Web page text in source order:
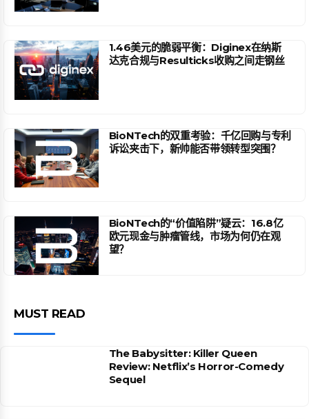
1.46美元的脆弱平衡：Diginex在纳斯
达克合规与Resulticks收购之间走钢丝
BioNTech的双重考验：千亿回购与专利
诉讼夹击下，新帅能否带领转型突围？
BioNTech的“价值陷阱”疑云：16.8亿
欧元现金与肿瘤管线，市场为何仍在观
望？
MUST READ
The Babysitter: Killer Queen
Review: Netflix’s Horror-Comedy
Sequel